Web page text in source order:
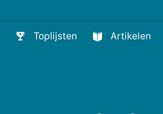
Toplijsten Artikelen